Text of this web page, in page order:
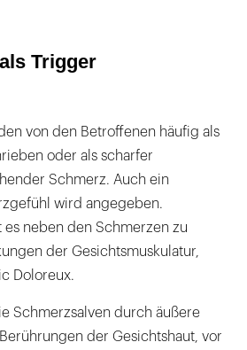
Trigger
von den Betroffenen häufig als
oder als scharfer
Schmerz. Auch ein
wird angegeben.
neben den Schmerzen zu
der Gesichtsmuskulatur,
Doloreux.
Schmerzsalven durch äußere
der Gesichtshaut, vor